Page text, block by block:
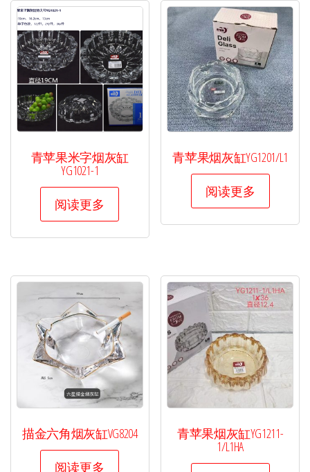
青苹果米字烟灰缸
YG1021-1
阅读更多
青苹果烟灰缸YG1201/L1
阅读更多
描金六角烟灰缸VG8204
阅读更多
青苹果烟灰缸YG1211-
1/L1HA